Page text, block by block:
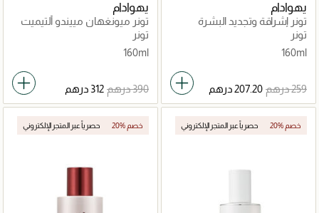
يهوادام
تونر إشراقة وتجديد البشرة
هوانسينغو
تونر
160ml
يهوادام
تونر ميونغهان مييندو ألتيميت
تونر
160ml
20% خصم حصرياً عبر المتجر الإلكتروني 20% خصم حصرياً عبر المتجر الإلكتروني